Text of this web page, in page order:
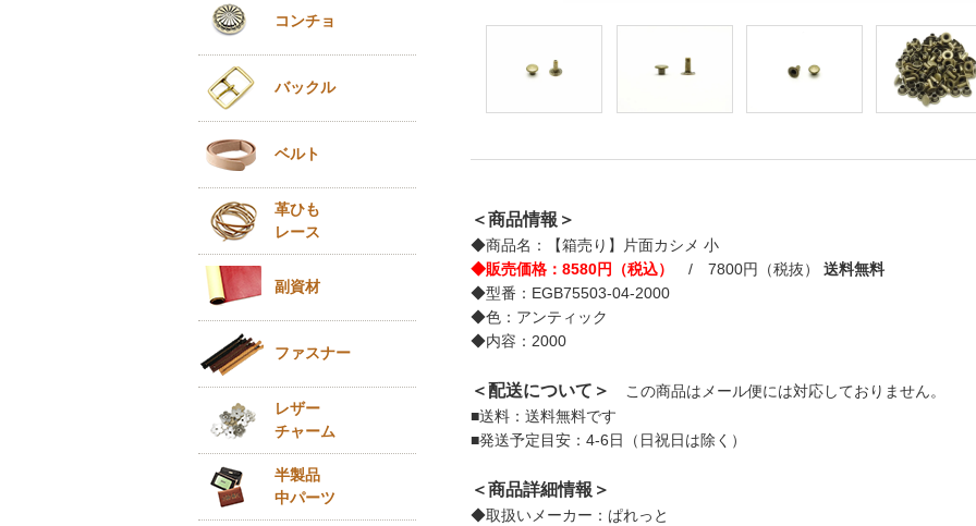
＜商品情報＞
◆商品名：【箱売り】片面カシメ 小
◆販売価格：8580円（税込）
/ 7800円（税抜） 送料無料
◆型番：EGB75503-04-2000
◆色：アンティック
◆内容：2000
＜配送について＞
この商品はメール便には対応しておりません。
■送料：送料無料です
■発送予定目安：4-6日（日祝日は除く）
＜商品詳細情報＞
◆取扱いメーカー：ぱれっと
コンチョ
バックル
ベルト
革ひも
レース
副資材
ファスナー
レザー
チャーム
半製品
中パーツ